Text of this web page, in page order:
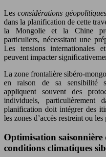
Lesconsidérations
dans la planification de cette
la Mongolie et la Chine
particuliers, nécessitant une
Les tensions internationales
peuvent impacter
La zone frontalière sibéro-
en raison de sa sensibilité
appliquent souvent des
individuels, particulièrement
planification doit intégrer des
les zones d’accès restreint ou
Optimisation saisonnière
conditions climatiques